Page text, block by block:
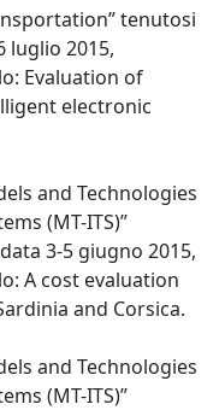
tenutosi
luglio 2015,
Evaluation of
electronic
and Technologies
(MT-ITS)”
3-5 giugno 2015,
A cost evaluation
and Corsica.
and Technologies
(MT-ITS)”